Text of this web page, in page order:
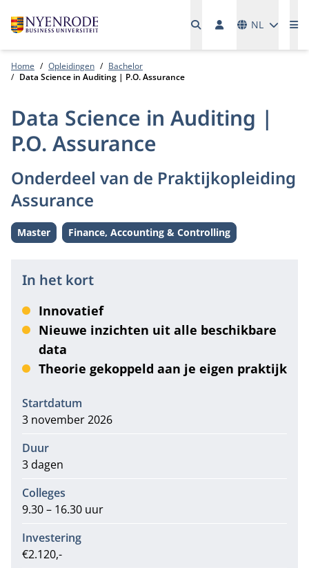
NL
Home Opleidingen
Bachelor
Data Science in Auditing | P.O. Assurance
Data Science in Auditing |
P.O. Assurance
Onderdeel van de Praktijkopleiding
Assurance
Level:
Master Thema:
Finance, Accounting & Controlling
In het kort
Innovatief
Nieuwe inzichten uit alle beschikbare
data
Theorie gekoppeld aan je eigen praktijk
Informatie
Startdatum
3 november 2026
Duur
3 dagen
Colleges
9.30 – 16.30 uur
Investering
€2.120,-